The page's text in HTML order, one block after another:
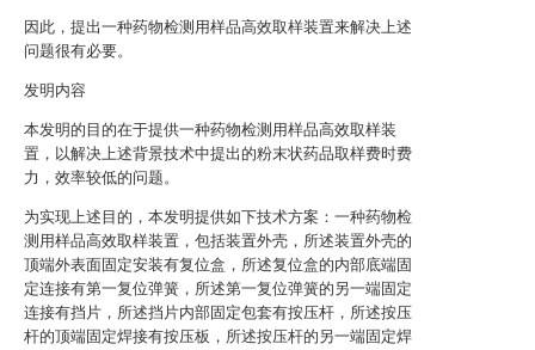
因此，提出一种药物检测用样品高效取样装置来解决上述
问题很有必要。
发明内容
本发明的目的在于提供一种药物检测用样品高效取样装
置，以解决上述背景技术中提出的粉末状药品取样费时费
力，效率较低的问题。
为实现上述目的，本发明提供如下技术方案：一种药物检
测用样品高效取样装置，包括装置外壳，所述装置外壳的
顶端外表面固定安装有复位盒，所述复位盒的内部底端固
定连接有第一复位弹簧，所述第一复位弹簧的另一端固定
连接有挡片，所述挡片内部固定包套有按压杆，所述按压
杆的顶端固定焊接有按压板，所述按压杆的另一端固定焊